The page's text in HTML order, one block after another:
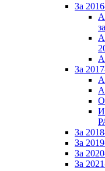
За
За
За
За
За
За